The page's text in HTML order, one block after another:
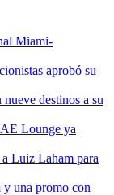
Miami-
aprobó su
destinos a su
Lounge ya
Luiz Laham para
y una promo con